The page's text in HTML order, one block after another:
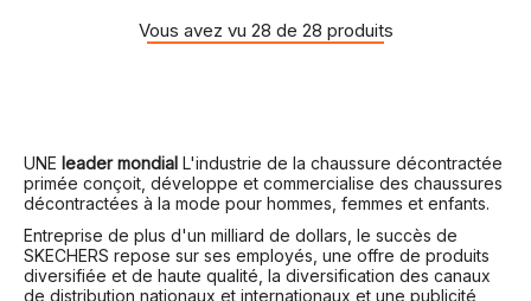
Vous avez vu 28 de 28 produits
UNE leader mondial L'industrie de la chaussure décontractée
primée conçoit, développe et commercialise des chaussures
décontractées à la mode pour hommes, femmes et enfants.
Entreprise de plus d'un milliard de dollars, le succès de
SKECHERS repose sur ses employés, une offre de produits
diversifiée et de haute qualité, la diversification des canaux
de distribution nationaux et internationaux et une publicité